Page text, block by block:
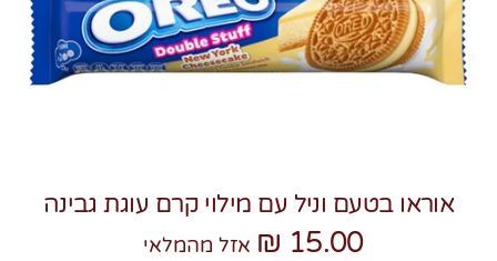
אוראו בטעם וניל עם מילוי קרם עוגת גבינה
15.00 ₪ אזל מהמלאי